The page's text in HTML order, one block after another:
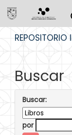
REPOSITORIO
Buscar
Buscar:
por